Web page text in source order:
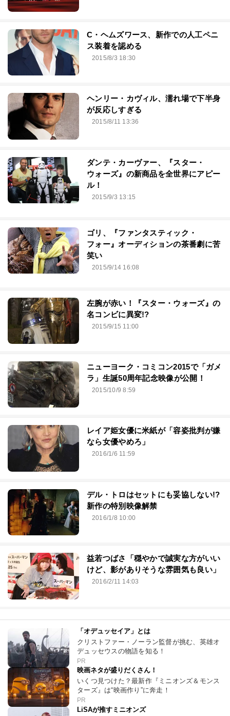
C・ヘムズワース、新作での人工ペニ
ス装着を認める
2015/8/3 18:30
ヘンリー・カヴィル、濡れ場で下半身
が反応しすぎる
2015/8/11 13:36
ダンテ・カーヴァー、『スター・
ウォーズ』の新商品を全世界にアピー
ル！
2015/9/3 13:15
ゴリ、『ファンタスティック・
フォー』オーディションの茶番劇に苦
笑い
2015/9/14 16:08
左腕が赤い！『スター・ウォーズ』の
名コンビに異変!?
2015/9/15 11:00
ニューヨーク・コミコン2015で「ガメ
ラ」生誕50周年記念映像が公開！
2015/10/9 8:59
レイア姫女優に米紙が「容姿批判が嫌
なら女優やめろ」
2016/1/6 11:59
デル・トロはセットにも妥協しない!?
新作の特別映像解禁
2016/1/8 10:00
益若つばさ「穏やかで誠実な方がいい
けど、影がありそうな雰囲気も良い」
2016/2/11 14:03
「オデュッセイア」とは
クリストファー・ノーラン監督が挑む、英雄オ
デュッセウスの物語を知る！
PR
映画ネタが盛りだくさん！
いくつ見つけた？最新作『ミニオンズ＆モンス
ターズ』は“映画作り”に奔走！
PR
LiSAが推すミニオンズ